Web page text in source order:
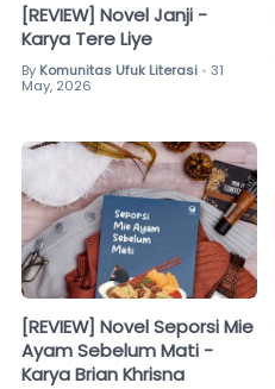
[REVIEW] Novel Janji -
Karya Tere Liye
By Komunitas Ufuk Literasi • 31
May, 2026
[REVIEW] Novel Seporsi Mie
Ayam Sebelum Mati -
Karya Brian Khrisna